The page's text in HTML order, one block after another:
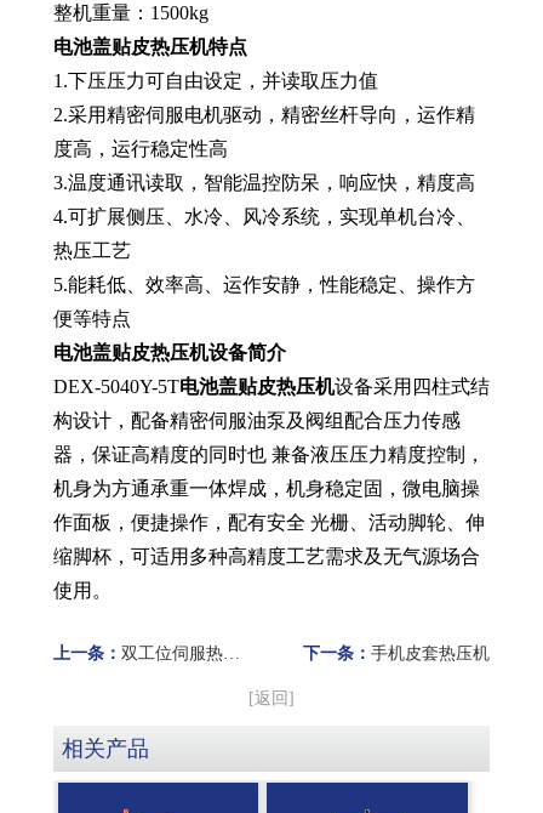
整机重量：1500kg
电池盖贴皮热压机特点
1.下压压力可自由设定，并读取压力值
2.采用精密伺服电机驱动，精密丝杆导向，运作精
度高，运行稳定性高
3.温度通讯读取，智能温控防呆，响应快，精度高
4.可扩展侧压、水冷、风冷系统，实现单机台冷、
热压工艺
5.能耗低、效率高、运作安静，性能稳定、操作方
便等特点
电池盖贴皮热压机设备简介
DEX-5040Y-5T电池盖贴皮热压机设备采用四柱式结
构设计，配备精密伺服油泵及阀组配合压力传感
器，保证高精度的同时也 兼备液压压力精度控制，
机身为方通承重一体焊成，机身稳定固，微电脑操
作面板，便捷操作，配有安全 光栅、活动脚轮、伸
缩脚杯，可适用多种高精度工艺需求及无气源场合
使用。
上一条： 双工位伺服热压机 下一条： 手机皮套热压机
[返回]
相关产品